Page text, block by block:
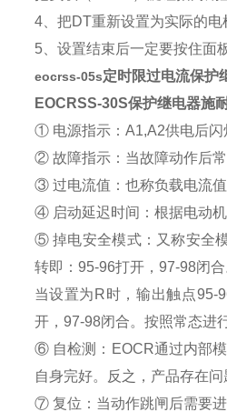
4、把DT重新设置为实际的电
5、设置结束后一定要按住面
eocrss-05s定时限过电流保护
EOCRSS-30S保护继电器施
① 电源指示：A1,A2供电后闪
② 故障指示：当故障动作后
③ 过电流值：也称负载电流
④ 启动延迟时间：根据电动
⑤ 掉电安全模式：又称安全
转即：95-96打开，97-98闭
当设置为R时，输出触点95-
开，97-98闭合。按照常态进
⑥ 自检测：EOCR通过内部
自身完好。反之，产品存在问
⑦ 复位：当动作跳闸后需要